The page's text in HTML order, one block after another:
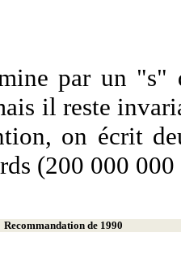
par un "s"
il reste
on écrit
(200 000
Recommandation de 1990